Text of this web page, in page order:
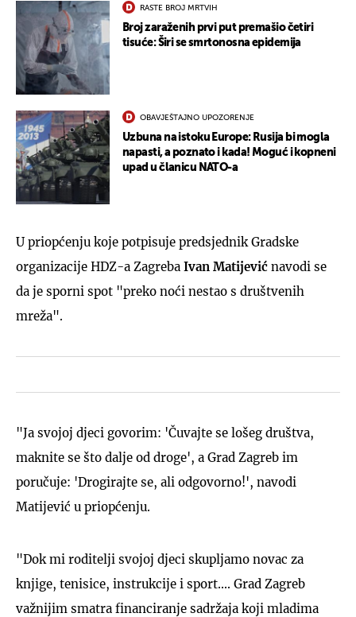
RASTE BROJ MRTVIH
Broj zaraženih prvi put premašio četiri
tisuće: Širi se smrtonosna epidemija
OBAVJEŠTAJNO UPOZORENJE
Uzbuna na istoku Europe: Rusija bi mogla
napasti, a poznato i kada! Moguć i kopneni
upad u članicu NATO-a
U priopćenju koje potpisuje predsjednik Gradske
organizacije HDZ-a Zagreba Ivan Matijević navodi se
da je sporni spot "preko noći nestao s društvenih
mreža".
"Ja svojoj djeci govorim: 'Čuvajte se lošeg društva,
maknite se što dalje od droge', a Grad Zagreb im
poručuje: 'Drogirajte se, ali odgovorno!', navodi
Matijević u priopćenju.
"Dok mi roditelji svojoj djeci skupljamo novac za
knjige, tenisice, instrukcije i sport.... Grad Zagreb
važnijim smatra financiranje sadržaja koji mladima